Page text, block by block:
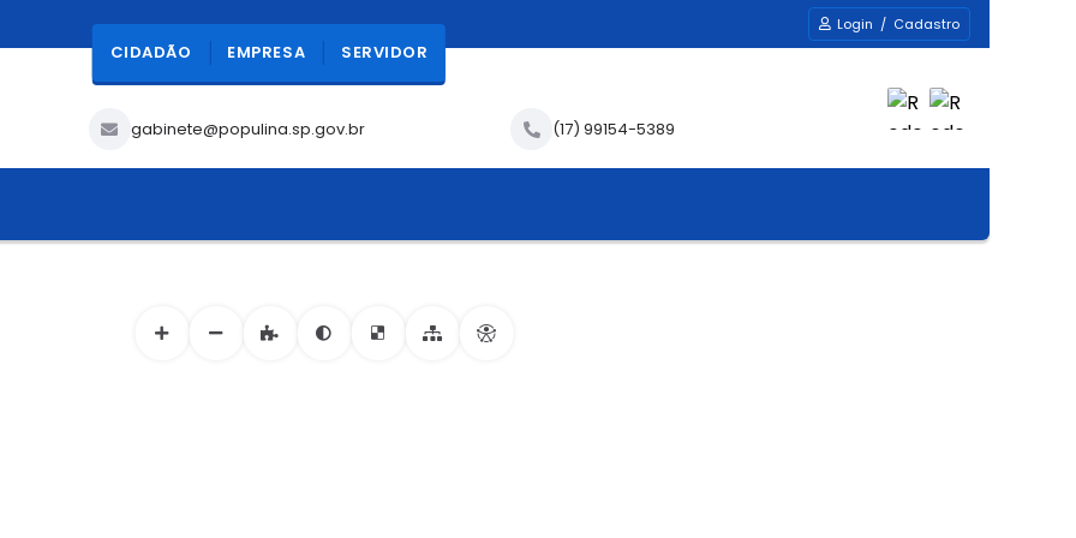
Login / Cadastro
CIDADÃO
EMPRESA SERVIDOR
(17) 99154-5389
gabinete@populina.sp.gov.br